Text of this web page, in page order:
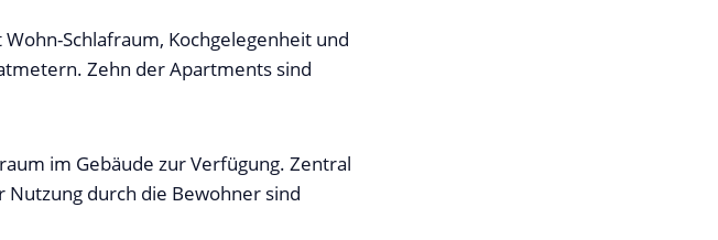
Schlafraum, Kochgelegenheit und
Zehn der Apartments sind
im Gebäude zur Verfügung. Zentral
durch die Bewohner sind